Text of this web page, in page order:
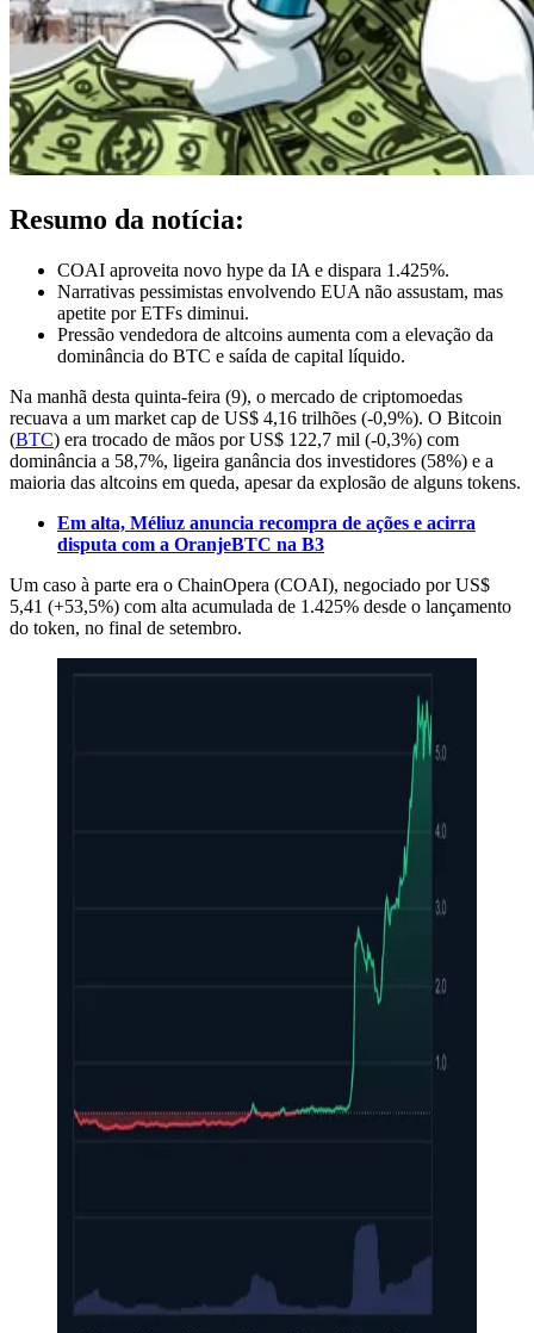
Resumo da notícia:
COAI aproveita novo hype da IA e dispara 1.425%.
Narrativas pessimistas envolvendo EUA não assustam, mas
apetite por ETFs diminui.
Pressão vendedora de altcoins aumenta com a elevação da
dominância do BTC e saída de capital líquido.
Na manhã desta quinta-feira (9), o mercado de criptomoedas
recuava a um market cap de US$ 4,16 trilhões (-0,9%). O Bitcoin
(BTC) era trocado de mãos por US$ 122,7 mil (-0,3%) com
dominância a 58,7%, ligeira ganância dos investidores (58%) e a
maioria das altcoins em queda, apesar da explosão de alguns tokens.
Em alta, Méliuz anuncia recompra de ações e acirra
disputa com a OranjeBTC na B3
Um caso à parte era o ChainOpera (COAI), negociado por US$
5,41 (+53,5%) com alta acumulada de 1.425% desde o lançamento
do token, no final de setembro.